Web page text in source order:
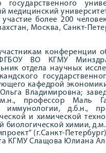
государственного
медицинский
более 200
Москва, Санкт-
конференции
ВО КГМУ
отдела научных
кафедрой
Ольга Владимировна;
профессор Маль
иммунологии, д.б.н.,
и химической
биологической химии,
(г.Санкт-
КГМУ Слащова Юлиана